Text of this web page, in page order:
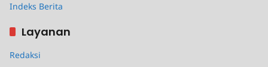
Indeks Berita
Layanan
Redaksi